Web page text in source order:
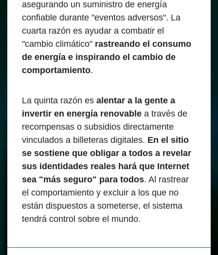
asegurando un suministro de energía
confiable durante "eventos adversos". La
cuarta razón es ayudar a combatir el
"cambio climático" rastreando el consumo
de energía e inspirando el cambio de
comportamiento.
La quinta razón es alentar a la gente a
invertir en energía renovable a través de
recompensas o subsidios directamente
vinculados a billeteras digitales. En el sitio
se sostiene que obligar a todos a revelar
sus identidades reales hará que Internet
sea "más seguro" para todos. Al rastrear
el comportamiento y excluir a los que no
están dispuestos a someterse, el sistema
tendrá control sobre el mundo.